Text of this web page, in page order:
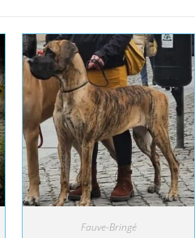
Fauve-Bringé